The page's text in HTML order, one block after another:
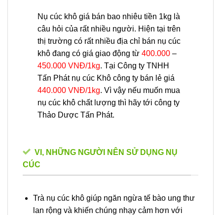
Nụ cúc khô giá bán bao nhiêu tiền 1kg là
câu hỏi của rất nhiều người. Hiện tại trên
thị trường có rất nhiều địa chỉ bán nụ cúc
khô đang có giá giao động từ 400.000 –
450.000 VNĐ/1kg. Tại Công ty TNHH
Tấn Phát nụ cúc Khô công ty bán lẻ giá
440.000 VNĐ/1kg. Vì vậy nếu muốn mua
nụ cúc khô chất lượng thì hãy tới công ty
Thảo Dược Tấn Phát.
VI, NHỮNG NGƯỜI NÊN SỬ DỤNG NỤ
CÚC
Trà nụ cúc khô giúp ngăn ngừa tế bào ung thư
lan rộng và khiến chúng nhạy cảm hơn với